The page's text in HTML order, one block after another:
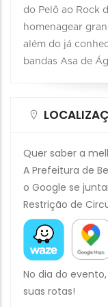
do Pelô ao Rock
homenagear
além do já
bandas Asa de
Quer saber a
A Prefeitura de
o Google se
Restrição de
No dia do
suas rotas!